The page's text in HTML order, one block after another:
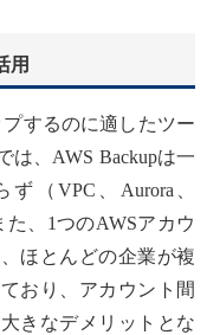
用
するのに適したツー
は、AWS Backupは一
（VPC、Aurora、
、1つのAWSアカウ
ほとんどの企業が複
おり、アカウント間
きなデメリットとな